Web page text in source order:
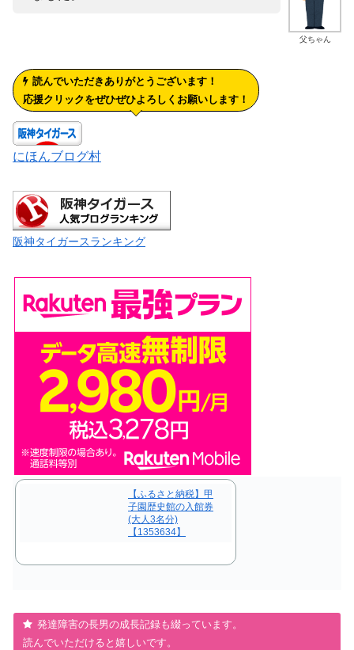
父ちゃん
読んでいただきありがとうございます！
応援クリックをぜひぜひよろしくお願いします！
にほんブログ村
阪神タイガースランキング
【ふるさと納税】甲
子園歴史館の入館券
(大人3名分)
【1353634】
発達障害の長男の成長記録も綴っています。
読んでいただけると嬉しいです。